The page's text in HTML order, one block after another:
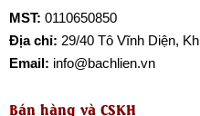
MST: 0110650850
Địa chỉ: 29/40 Tô Vĩnh Diện,
Email: info@bachlien.vn
Bán hàng và CSKH